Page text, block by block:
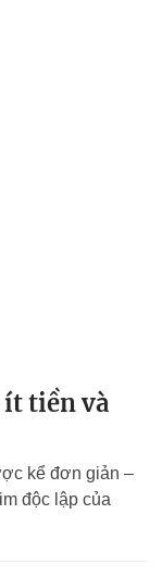
tiền và
kể đơn giản –
độc lập của